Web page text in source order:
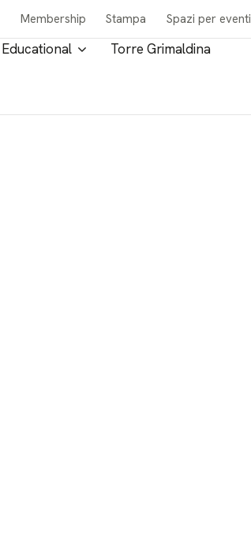
Membership Stampa Spazi per eventi
Educational Torre Grimaldina